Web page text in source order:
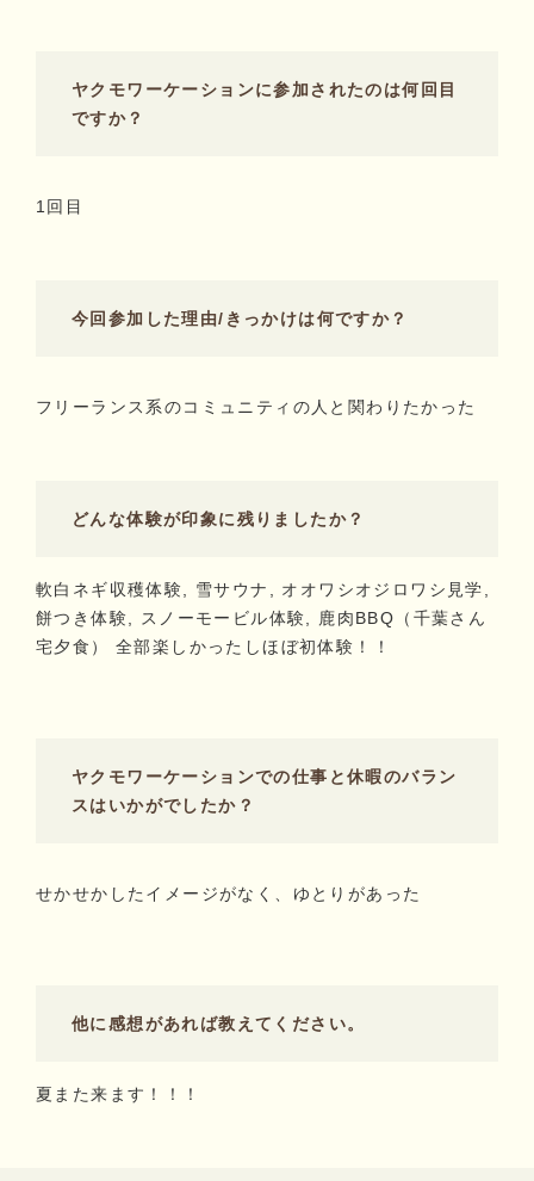
ヤクモワーケーションに参加されたのは何回目
ですか？
1回目
今回参加した理由/きっかけは何ですか？
フリーランス系のコミュニティの人と関わりたかった
どんな体験が印象に残りましたか？
軟白ネギ収穫体験, 雪サウナ, オオワシオジロワシ見学,
餅つき体験, スノーモービル体験, 鹿肉BBQ（千葉さん
宅夕食） 全部楽しかったしほぼ初体験！！
ヤクモワーケーションでの仕事と休暇のバラン
スはいかがでしたか？
せかせかしたイメージがなく、ゆとりがあった
他に感想があれば教えてください。
夏また来ます！！！